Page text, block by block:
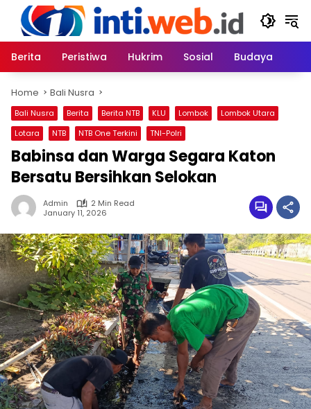
content
Berita
Peristiwa Hukrim Sosial Budaya
Home Bali Nusra
Bali Nusra Berita Berita NTB KLU Lombok
Lombok Utara
Lotara
NTB NTB One Terkini TNI-Polri
Babinsa dan Warga Segara Katon
Bersatu Bersihkan Selokan
Admin
2 Min Read
January 11, 2026